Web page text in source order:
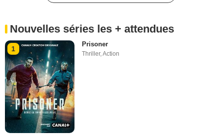
Nouvelles séries les + attendues
1
Prisoner
Thriller,Action